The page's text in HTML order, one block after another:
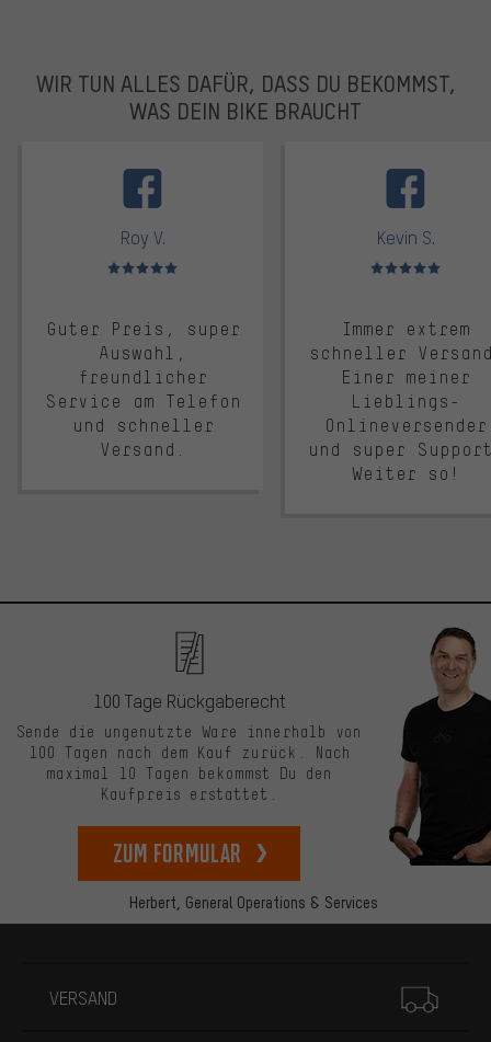
WIR TUN ALLES DAFÜR, DASS DU BEKOMMST,
WAS DEIN BIKE BRAUCHT
Roy V.
Bewertungen: 5 von 5
Guter Preis, super
Auswahl,
freundlicher
Service am Telefon
und schneller
Versand.
Kevin S.
Bewertungen: 5 von 5
Immer extrem
schneller
Einer meiner
Lieblings-
Onlineversender
und super
Weiter so!
Herbert, General Operations & Services
100 Tage Rückgaberecht
Sende die ungenutzte Ware innerhalb von
100 Tagen nach dem Kauf zurück. Nach
maximal 10 Tagen bekommst Du den
Kaufpreis erstattet.
zum Formular
VERSAND